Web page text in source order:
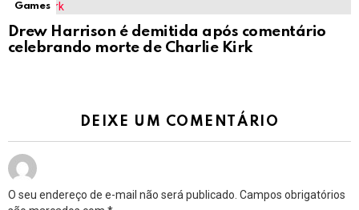
Games
Drew Harrison é demitida após comentário
celebrando morte de Charlie Kirk
DEIXE UM COMENTÁRIO
O seu endereço de e-mail não será publicado. Campos obrigatórios